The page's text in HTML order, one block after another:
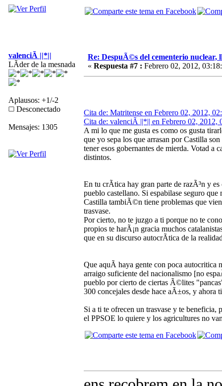
valenciÃ ||*||
LÃ­der de la mesnada
Aplausos: +1/-2
Desconectado
Mensajes: 1305
Re: DespuÃ©s del cementerio nuclear,
« Respuesta #7 : Febrero 02, 2012,
Cita de: Matritense en Febrero 02, 2012,
Cita de: valenciÃ ||*|| en Febrero 02, 2012,
A mi lo que me gusta es como os gusta
que yo sepa los que arrasan por Castilla
tener esos gobernantes de mierda. Votad a
distintos.
En tu crÃ­tica hay gran parte de razÃ³n y
pueblo castellano. Si espabilase seguro
Castilla tambiÃ©n tiene problemas que
trasvase.
Por cierto, no te juzgo a ti porque no te
propios te harÃ¡n gracia muchos
que en su discurso autocrÃ­tica de la
Que aquÃ­ haya gente con poca autocritica
arraigo suficiente del nacionalismo [no
pueblo por cierto de ciertas Ã©lites
300 concejales desde hace aÃ±os, y ahora
Si a ti te ofrecen un trasvase y te beneficia,
el PPSOE lo quiere y los agricultures no